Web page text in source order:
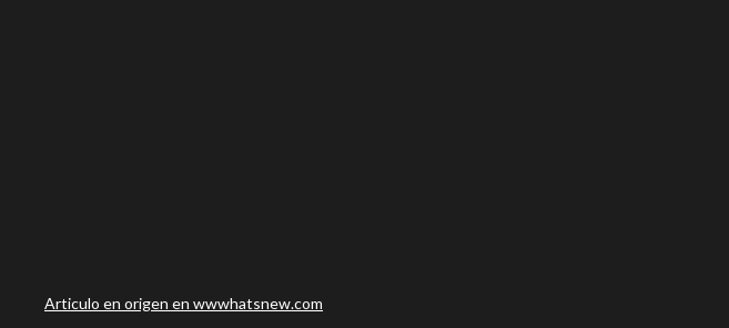
Articulo en origen en wwwhatsnew.com